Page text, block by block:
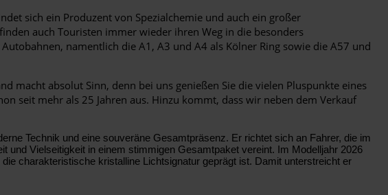
sich ein Produzent von Spezialchemie und auch ein großer
auch Touristen immer wieder ihren Weg in die besonders
namentlich die A1, A3 und A4 als Kölner Ring sowie die A57 und
macht absolut Sinn, denn bei uns genießen Sie die vielen Pluspunkte eines
seit mehr als 25 Jahren aus. Hinzu kommt, dass wir neben dem Verkauf
Technik und eine souveräne Gesamtpräsenz. Er richtet sich an Fahrer, die im
Vielseitigkeit in einem stimmigen Gesamtpaket vereint. Im Modelljahr 2026
charakteristische kristalline Lichtsignatur geprägt ist. Damit unterstreicht er